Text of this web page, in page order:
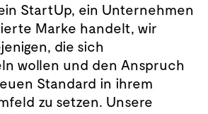
StartUp, ein Unternehmen
Marke handelt, wir
die sich
wollen und den Anspruch
Standard in ihrem
zu setzen. Unsere